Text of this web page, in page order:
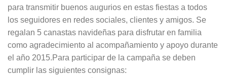
para transmitir buenos augurios en estas fiestas a todos
los seguidores en redes sociales, clientes y amigos. Se
regalan 5 canastas navideñas para disfrutar en familia
como agradecimiento al acompañamiento y apoyo durante
el año 2015.Para participar de la campaña se deben
cumplir las siguientes consignas: